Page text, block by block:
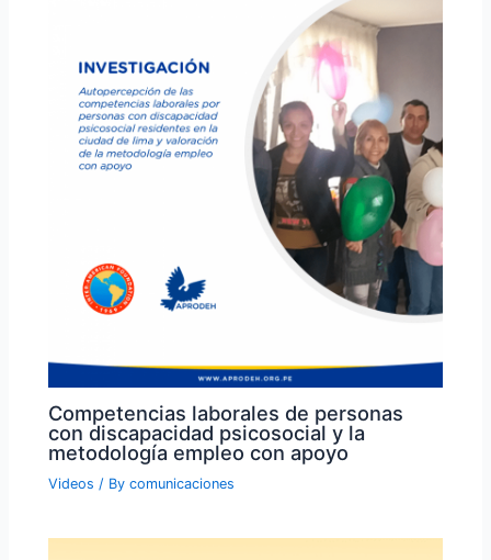
Competencias laborales de personas
con discapacidad psicosocial y la
metodología empleo con apoyo
Videos / Bycomunicaciones